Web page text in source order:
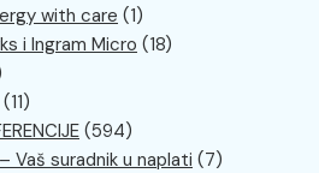
with care (1)
i Ingram Micro (18)
(11)
(594)
Vaš suradnik u naplati (7)